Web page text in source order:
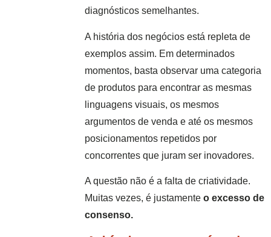
diagnósticos semelhantes.
A história dos negócios está repleta de
exemplos assim. Em determinados
momentos, basta observar uma categoria
de produtos para encontrar as mesmas
linguagens visuais, os mesmos
argumentos de venda e até os mesmos
posicionamentos repetidos por
concorrentes que juram ser inovadores.
A questão não é a falta de criatividade.
Muitas vezes, é justamente o excesso de
consenso.